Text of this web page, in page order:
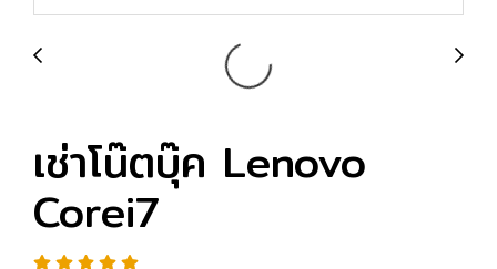
เช่าโน๊ตบุ๊ค Lenovo
Corei7